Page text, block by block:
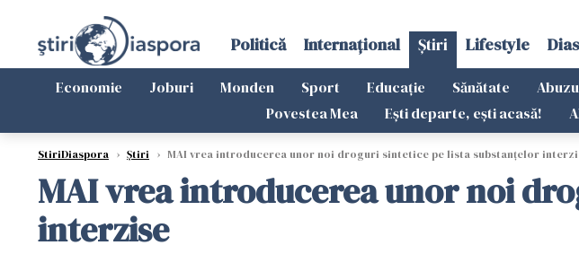
Politică Internațional Știri Lifestyle
Economie Joburi Monden Sport Educație Sănătate
Povestea Mea
Ești departe, ești acasă!
StiriDiaspora › Știri › MAI vrea introducerea unor noi droguri sintetice pe lista substanţelor
MAI vrea introducerea unor noi
interzise